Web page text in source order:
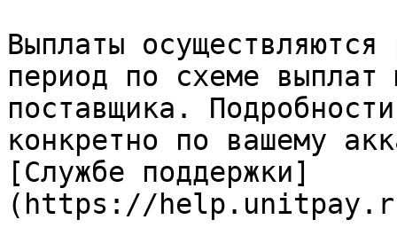
Выплаты
период по схеме выплат
поставщика.
конкретно по вашему
[Службе поддержки]
(https://